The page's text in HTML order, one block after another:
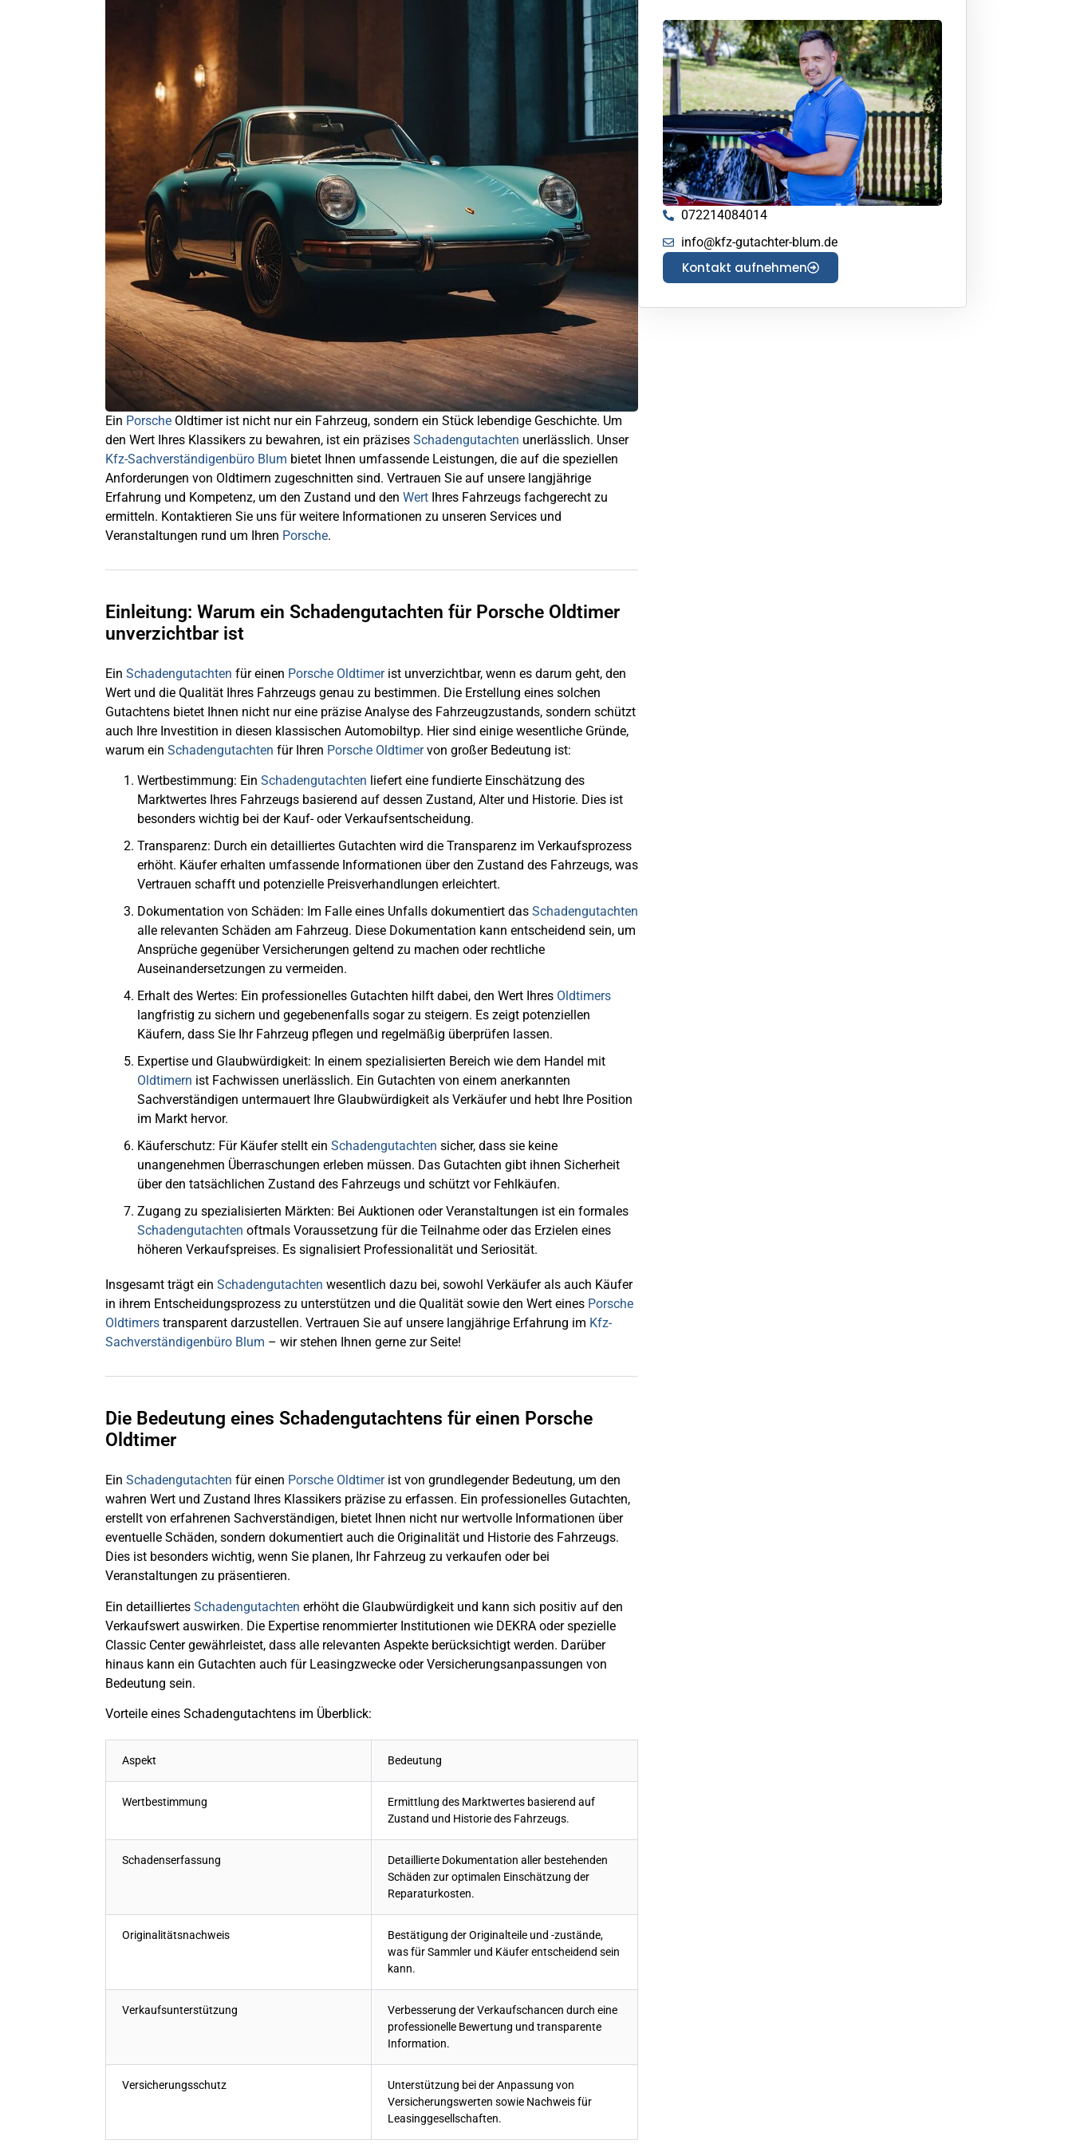
Ein Porsche Oldtimer ist nicht nur ein Fahrzeug, sondern ein Stück lebendige Geschichte. Um
den Wert Ihres Klassikers zu bewahren, ist ein präzises Schadengutachten unerlässlich. Unser
Kfz-Sachverständigenbüro Blum bietet Ihnen umfassende Leistungen, die auf die speziellen
Anforderungen von Oldtimern zugeschnitten sind. Vertrauen Sie auf unsere langjährige
Erfahrung und Kompetenz, um den Zustand und den Wert Ihres Fahrzeugs fachgerecht zu
ermitteln. Kontaktieren Sie uns für weitere Informationen zu unseren Services und
Veranstaltungen rund um Ihren Porsche.
Einleitung: Warum ein Schadengutachten für Porsche Oldtimer
unverzichtbar ist
Ein Schadengutachten für einen Porsche Oldtimerist unverzichtbar, wenn es darum geht, den
Wert und die Qualität Ihres Fahrzeugs genau zu bestimmen. Die Erstellung eines solchen
Gutachtens bietet Ihnen nicht nur eine präzise Analyse des Fahrzeugzustands, sondern schützt
auch Ihre Investition in diesen klassischen Automobiltyp. Hier sind einige wesentliche Gründe,
warum ein Schadengutachten für Ihren Porsche Oldtimervon großer Bedeutung ist:
Wertbestimmung: Ein Schadengutachten liefert eine fundierte Einschätzung des
Marktwertes Ihres Fahrzeugs basierend auf dessen Zustand, Alter und Historie. Dies ist
besonders wichtig bei der Kauf- oder Verkaufsentscheidung.
Transparenz: Durch ein detailliertes Gutachten wird die Transparenz im Verkaufsprozess
erhöht. Käufer erhalten umfassende Informationen über den Zustand des Fahrzeugs, was
Vertrauen schafft und potenzielle Preisverhandlungen erleichtert.
Dokumentation von Schäden: Im Falle eines Unfalls dokumentiert das Schadengutachten
alle relevanten Schäden am Fahrzeug. Diese Dokumentation kann entscheidend sein, um
Ansprüche gegenüber Versicherungen geltend zu machen oder rechtliche
Auseinandersetzungen zu vermeiden.
Erhalt des Wertes: Ein professionelles Gutachten hilft dabei, den Wert Ihres Oldtimers
langfristig zu sichern und gegebenenfalls sogar zu steigern. Es zeigt potenziellen
Käufern, dass Sie Ihr Fahrzeug pflegen und regelmäßig überprüfen lassen.
Expertise und Glaubwürdigkeit: In einem spezialisierten Bereich wie dem Handel mit
Oldtimern ist Fachwissen unerlässlich. Ein Gutachten von einem anerkannten
Sachverständigen untermauert Ihre Glaubwürdigkeit als Verkäufer und hebt Ihre Position
im Markt hervor.
Käuferschutz: Für Käufer stellt ein Schadengutachten sicher, dass sie keine
unangenehmen Überraschungen erleben müssen. Das Gutachten gibt ihnen Sicherheit
über den tatsächlichen Zustand des Fahrzeugs und schützt vor Fehlkäufen.
Zugang zu spezialisierten Märkten: Bei Auktionen oder Veranstaltungen ist ein formales
Schadengutachten oftmals Voraussetzung für die Teilnahme oder das Erzielen eines
höheren Verkaufspreises. Es signalisiert Professionalität und Seriosität.
Insgesamt trägt ein Schadengutachten wesentlich dazu bei, sowohl Verkäufer als auch Käufer
in ihrem Entscheidungsprozess zu unterstützen und die Qualität sowie den Wert eines Porsche
Oldtimers transparent darzustellen. Vertrauen Sie auf unsere langjährige Erfahrung im Kfz-
Sachverständigenbüro Blum – wir stehen Ihnen gerne zur Seite!
Die Bedeutung eines Schadengutachtens für einen Porsche
Oldtimer
Ein Schadengutachten für einen Porsche Oldtimerist von grundlegender Bedeutung, um den
wahren Wert und Zustand Ihres Klassikers präzise zu erfassen. Ein professionelles Gutachten,
erstellt von erfahrenen Sachverständigen, bietet Ihnen nicht nur wertvolle Informationen über
eventuelle Schäden, sondern dokumentiert auch die Originalität und Historie des Fahrzeugs.
Dies ist besonders wichtig, wenn Sie planen, Ihr Fahrzeug zu verkaufen oder bei
Veranstaltungen zu präsentieren.
Ein detailliertes Schadengutachten erhöht die Glaubwürdigkeit und kann sich positiv auf den
Verkaufswert auswirken. Die Expertise renommierter Institutionen wie DEKRA oder spezielle
Classic Center gewährleistet, dass alle relevanten Aspekte berücksichtigt werden. Darüber
hinaus kann ein Gutachten auch für Leasingzwecke oder Versicherungsanpassungen von
Bedeutung sein.
Vorteile eines Schadengutachtens im Überblick:
Aspekt Bedeutung
Wertbestimmung
Ermittlung des Marktwertes basierend auf
Zustand und Historie des Fahrzeugs.
Schadenserfassung
Detaillierte Dokumentation aller bestehenden
Schäden zur optimalen Einschätzung der
Reparaturkosten.
Originalitätsnachweis
Bestätigung der Originalteile und -zustände,
was für Sammler und Käufer entscheidend sein
kann.
Verkaufsunterstützung
Verbesserung der Verkaufschancen durch eine
professionelle Bewertung und transparente
Information.
Versicherungsschutz
Unterstützung bei der Anpassung von
Versicherungswerten sowie Nachweis für
Leasinggesellschaften.
072214084014
info@kfz-gutachter-blum.de
Kontakt aufnehmen